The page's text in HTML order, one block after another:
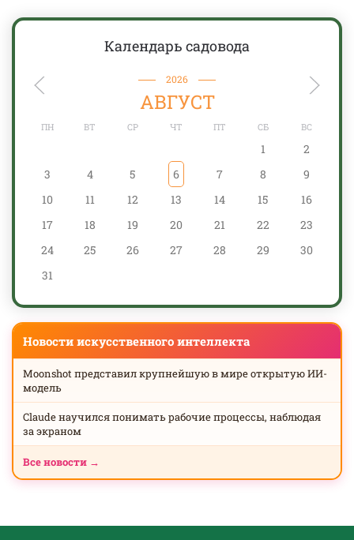
Календарь садовода
2026
АВГУСТ
ПН ВТ СР ЧТ ПТ СБ ВС
1
2
3
4 5 6 7 8
9
10
11 12 13 14 15
16
17
18 19 20 21 22
23
24
25 26 27 28 29
30
31
Новости искусственного интеллекта
Moonshot представил крупнейшую в мире открытую ИИ-
модель
Claude научился понимать рабочие процессы, наблюдая
за экраном
Все новости →